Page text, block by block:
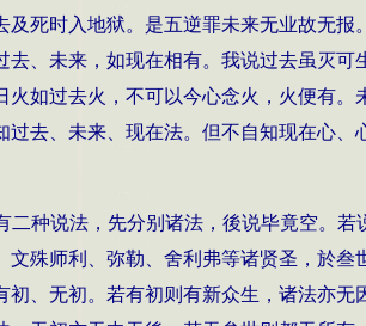
死时入地狱。是五逆罪未来无业故无报
、未来，如现在相有。我说过去虽灭可
如过去火，不可以今心念火，火便有。
去、未来、现在法。但不自知现在心、
种说法，先分别诸法，後说毕竟空。若
殊师利、弥勒、舍利弗等诸贤圣，於叁
、无初。若有初则有新众生，诸法亦无